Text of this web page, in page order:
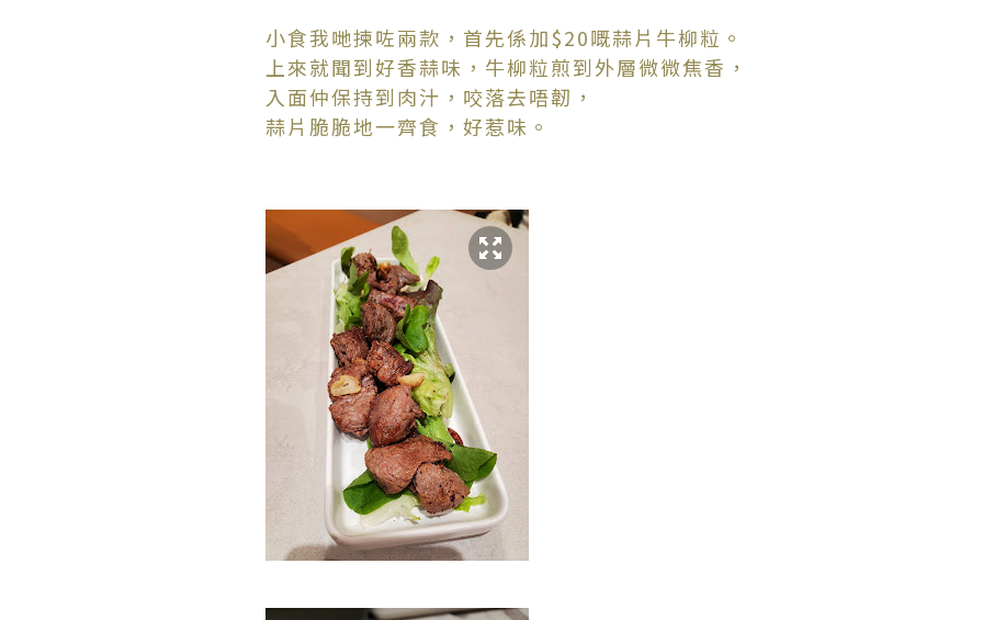
小食我哋揀咗兩款，首先係加$20嘅蒜片牛柳粒。
上來就聞到好香蒜味，牛柳粒煎到外層微微焦香，
入面仲保持到肉汁，咬落去唔韌，
蒜片脆脆地一齊食，好惹味。